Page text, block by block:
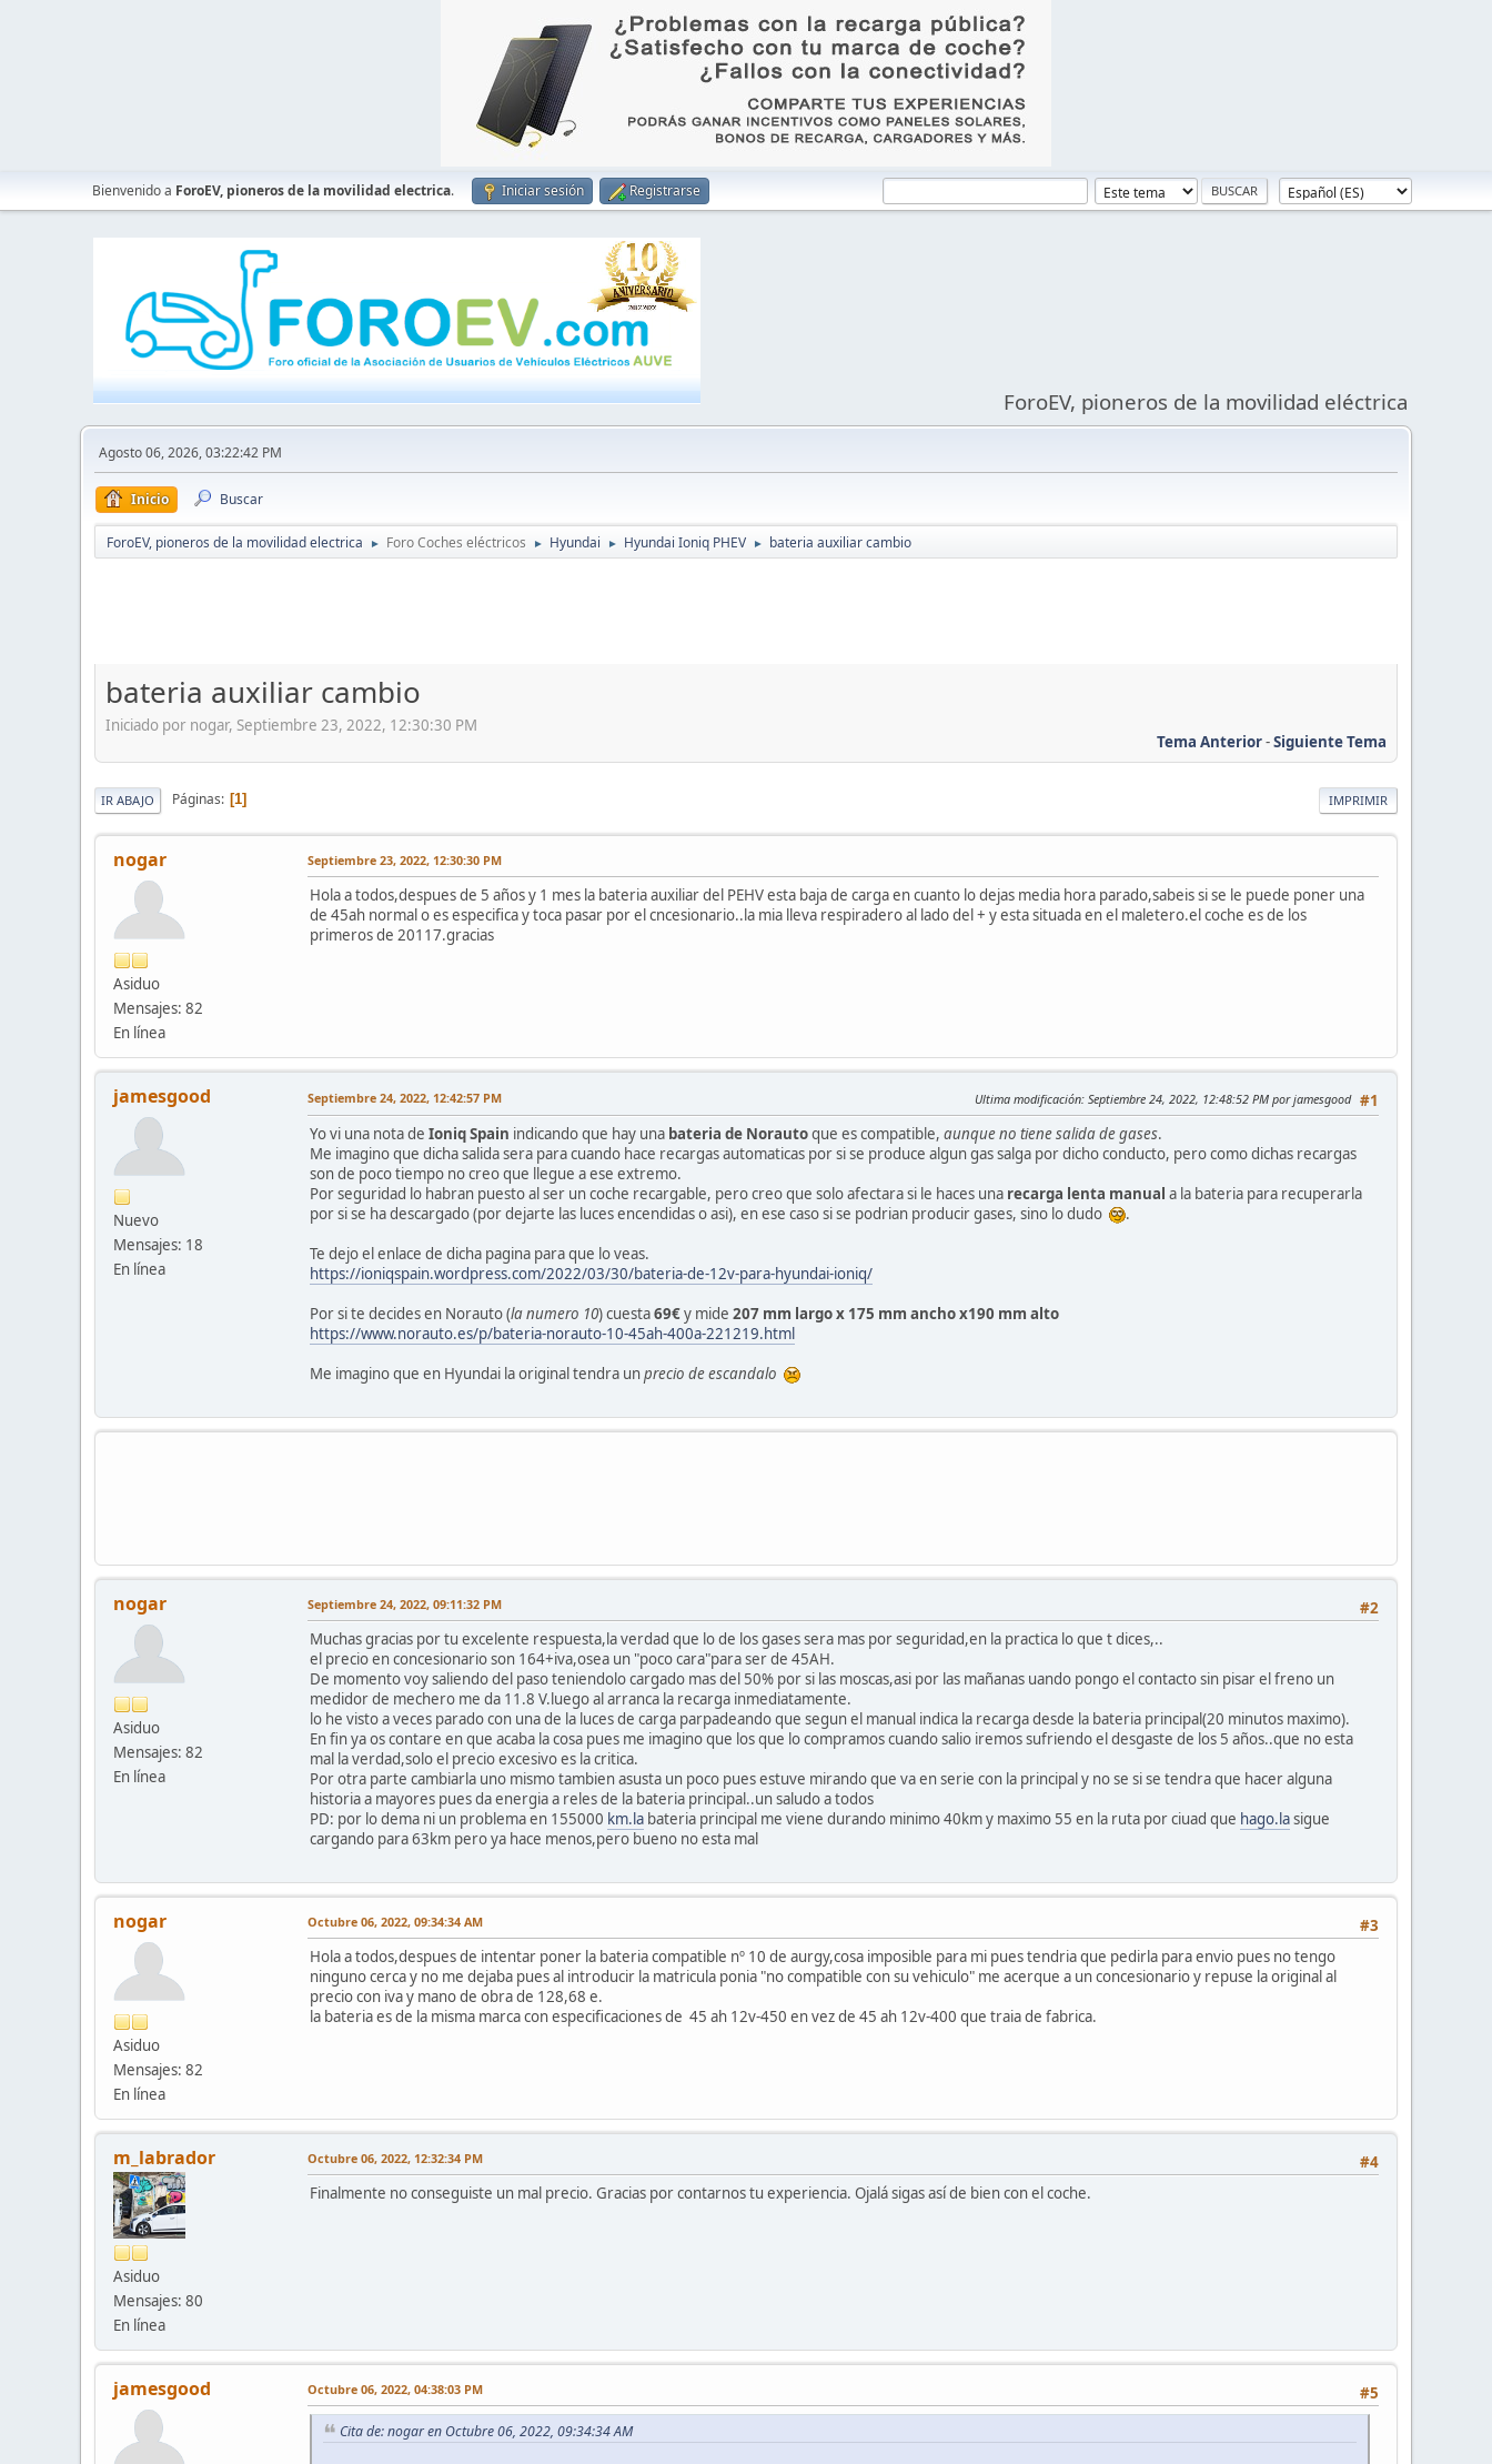
Bienvenido a ForoEV, pioneros de la movilidad electrica. Iniciar sesión Registrarse
ForoEV, pioneros de la movilidad eléctrica
Agosto 06, 2026, 03:22:42 PM
Inicio Buscar
ForoEV, pioneros de la movilidad electrica ► Foro Coches eléctricos ► Hyundai ► Hyundai Ioniq PHEV ► bateria auxiliar cambio
bateria auxiliar cambio
Iniciado por nogar, Septiembre 23, 2022, 12:30:30 PM
Tema Anterior-Siguiente Tema
IMPRIMIR
IR ABAJO Páginas 1
nogar
Asiduo
Mensajes: 82
En línea
Septiembre 23, 2022, 12:30:30 PM
Hola a todos,despues de 5 años y 1 mes la bateria auxiliar del PEHV esta baja de carga en cuanto lo dejas media hora parado,sabeis si se le puede poner una
de 45ah normal o es especifica y toca pasar por el cncesionario..la mia lleva respiradero al lado del + y esta situada en el maletero.el coche es de los
primeros de 20117.gracias
jamesgood
Nuevo
Mensajes: 18
En línea
#1
Septiembre 24, 2022, 12:42:57 PM Ultima modificación: Septiembre 24, 2022, 12:48:52 PM por jamesgood
Yo vi una nota de Ioniq Spain indicando que hay una bateria de Norautoque es compatible, aunque no tiene salida de gases.
Me imagino que dicha salida sera para cuando hace recargas automaticas por si se produce algun gas salga por dicho conducto, pero como dichas recargas
son de poco tiempo no creo que llegue a ese extremo.
Por seguridad lo habran puesto al ser un coche recargable, pero creo que solo afectara si le haces una recarga lenta manual a la bateria para recuperarla
por si se ha descargado (por dejarte las luces encendidas o asi), en ese caso si se podrian producir gases, sino lo dudo
.
Te dejo el enlace de dicha pagina para que lo veas.
https://ioniqspain.wordpress.com/2022/03/30/bateria-de-12v-para-hyundai-ioniq/
Por si te decides en Norauto (la numero 10) cuesta69€y mide 207 mm largo x 175 mm ancho x190 mm alto
https://www.norauto.es/p/bateria-norauto-10-45ah-400a-221219.html
Me imagino que en Hyundai la original tendra unprecio de escandalo
nogar
Asiduo
Mensajes: 82
En línea
#2
Septiembre 24, 2022, 09:11:32 PM
Muchas gracias por tu excelente respuesta,la verdad que lo de los gases sera mas por seguridad,en la practica lo que t dices,..
el precio en concesionario son 164+iva,osea un "poco cara"para ser de 45AH.
De momento voy saliendo del paso teniendolo cargado mas del 50% por si las moscas,asi por las mañanas uando pongo el contacto sin pisar el freno un
medidor de mechero me da 11.8 V.luego al arranca la recarga inmediatamente.
lo he visto a veces parado con una de la luces de carga parpadeando que segun el manual indica la recarga desde la bateria principal(20 minutos maximo).
En fin ya os contare en que acaba la cosa pues me imagino que los que lo compramos cuando salio iremos sufriendo el desgaste de los 5 años..que no esta
mal la verdad,solo el precio excesivo es la critica.
Por otra parte cambiarla uno mismo tambien asusta un poco pues estuve mirando que va en serie con la principal y no se si se tendra que hacer alguna
historia a mayores pues da energia a reles de la bateria principal..un saludo a todos
PD: por lo dema ni un problema en 155000 km.la bateria principal me viene durando minimo 40km y maximo 55 en la ruta por ciuad que hago.lasigue
cargando para 63km pero ya hace menos,pero bueno no esta mal
nogar
Asiduo
Mensajes: 82
En línea
#3
Octubre 06, 2022, 09:34:34 AM
Hola a todos,despues de intentar poner la bateria compatible nº 10 de aurgy,cosa imposible para mi pues tendria que pedirla para envio pues no tengo
ninguno cerca y no me dejaba pues al introducir la matricula ponia "no compatible con su vehiculo" me acerque a un concesionario y repuse la original al
precio con iva y mano de obra de 128,68 e.
la bateria es de la misma marca con especificaciones de 45 ah 12v-450 en vez de 45 ah 12v-400 que traia de fabrica.
m_labrador
Asiduo
Mensajes: 80
En línea
#4
Octubre 06, 2022, 12:32:34 PM
Finalmente no conseguiste un mal precio. Gracias por contarnos tu experiencia. Ojalá sigas así de bien con el coche.
jamesgood #5
Octubre 06, 2022, 04:38:03 PM
Cita de: nogar en Octubre 06, 2022, 09:34:34 AM